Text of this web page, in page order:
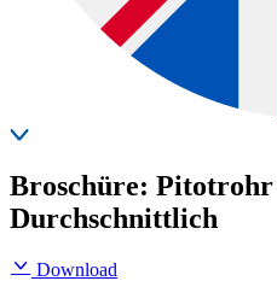
Broschüre: Pitotrohr
Durchschnittlich
Download